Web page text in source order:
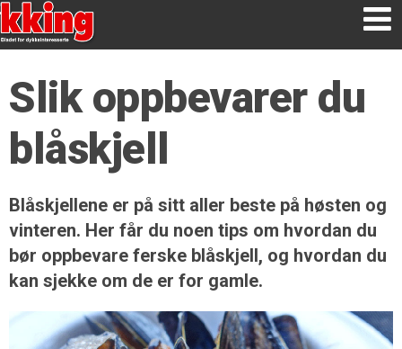
Slik oppbevarer du
blåskjell
Blåskjellene er på sitt aller beste på høsten og
vinteren. Her får du noen tips om hvordan du
bør oppbevare ferske blåskjell, og hvordan du
kan sjekke om de er for gamle.